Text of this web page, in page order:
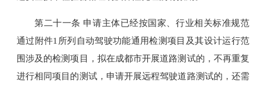
第二十一条 申请主体已经按国家、行业相关标准规范
通过附件1所列自动驾驶功能通用检测项目及其设计运行范
围涉及的检测项目，拟在成都市开展道路测试的，不再重复
进行相同项目的测试，申请开展远程驾驶道路测试的，还需